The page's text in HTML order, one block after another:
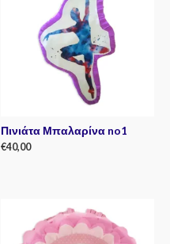
Πινιάτα Μπαλαρίνα no1
€40,00